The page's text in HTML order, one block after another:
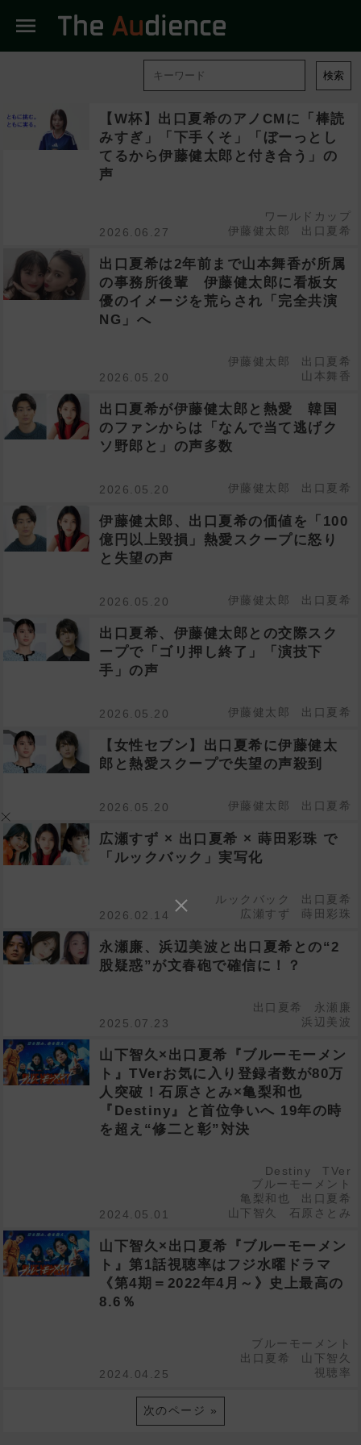
menu
検索
【W杯】出口夏希のアノCMに「棒読
みすぎ」「下手くそ」「ぼーっとし
てるから伊藤健太郎と付き合う」の
声
2026.06.27
ワールドカップ
伊藤健太郎
出口夏希
出口夏希は2年前まで山本舞香が所属
の事務所後輩 伊藤健太郎に看板女
優のイメージを荒らされ「完全共演
NG」へ
2026.05.20
伊藤健太郎
出口夏希
山本舞香
出口夏希が伊藤健太郎と熱愛 韓国
のファンからは「なんで当て逃げク
ソ野郎と」の声多数
2026.05.20 伊藤健太郎 出口夏希
伊藤健太郎、出口夏希の価値を「100
億円以上毀損」熱愛スクープに怒り
と失望の声
2026.05.20 伊藤健太郎 出口夏希
出口夏希、伊藤健太郎との交際スク
ープで「ゴリ押し終了」「演技下
手」の声
2026.05.20 伊藤健太郎 出口夏希
【女性セブン】出口夏希に伊藤健太
郎と熱愛スクープで失望の声殺到
2026.05.20 伊藤健太郎 出口夏希
広瀬すず × 出口夏希 × 蒔田彩珠 で
「ルックバック」実写化
2026.02.14
ルックバック
出口夏希
広瀬すず
蒔田彩珠
永瀬廉、浜辺美波と出口夏希との“2
股疑惑”が文春砲で確信に！？
2025.07.23
出口夏希
永瀬廉
浜辺美波
山下智久×出口夏希『ブルーモーメン
ト』TVerお気に入り登録者数が80万
人突破！石原さとみ×亀梨和也
『Destiny』と首位争いへ 19年の時
を超え“修二と彰”対決
2024.05.01
Destiny
TVer
ブルーモーメント
亀梨和也
出口夏希
山下智久
石原さとみ
山下智久×出口夏希『ブルーモーメン
ト』第1話視聴率はフジ水曜ドラマ
《第4期＝2022年4月～》史上最高の
8.6％
2024.04.25
ブルーモーメント
出口夏希
山下智久
視聴率
次のページ »